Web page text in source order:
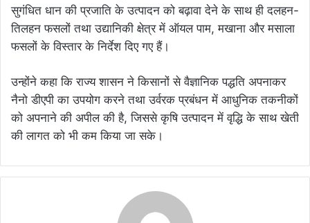
सुगंधित धान की प्रजाति के उत्पादन को बढ़ावा देने के साथ ही दलहन-
तिलहन फसलों तथा उद्यानिकी क्षेत्र में ऑयल पाम, मखाना और मसाला
फसलों के विस्तार के निर्देश दिए गए हैं।
उन्होंने कहा कि राज्य शासन ने किसानों से वैज्ञानिक पद्धति अपनाकर
नैनो डीएपी का उपयोग करने तथा उर्वरक प्रबंधन में आधुनिक तकनीकों
को अपनाने की अपील की है, जिससे कृषि उत्पादन में वृद्धि के साथ खेती
की लागत को भी कम किया जा सके।